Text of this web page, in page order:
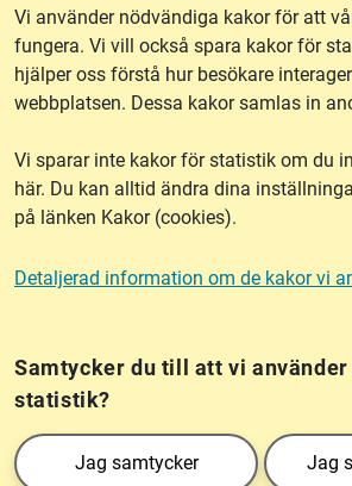
Behöver du hjälp? Vår support är
svara på frågor och reda ut problem.
Vi använder nödvändiga kakor för att
fungera. Vi vill också spara kakor för
hjälper oss förstå hur besökare
webbplatsen. Dessa kakor samlas in
Vi sparar inte kakor för statistik om du
här. Du kan alltid ändra dina
på länken Kakor (cookies).
Detaljerad information om de kakor vi
Samtycker du till att vi
statistik?
Jag samtycker Jag
lantmateriet.se
Kakor (cookies)
Lantmäteriet är den myndighet som kartlägger
också att registrera och säkra ägandet av alla